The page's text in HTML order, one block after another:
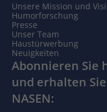
Unsere Mission und
Humorforschung
Presse
Unser Team
Haustürwerbung
Neuigkeiten
Abonnieren Sie
und erhalten
NASEN: